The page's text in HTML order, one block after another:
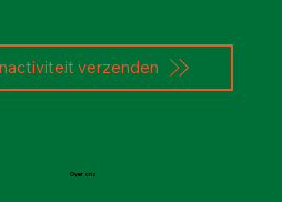
verzenden
Over ons